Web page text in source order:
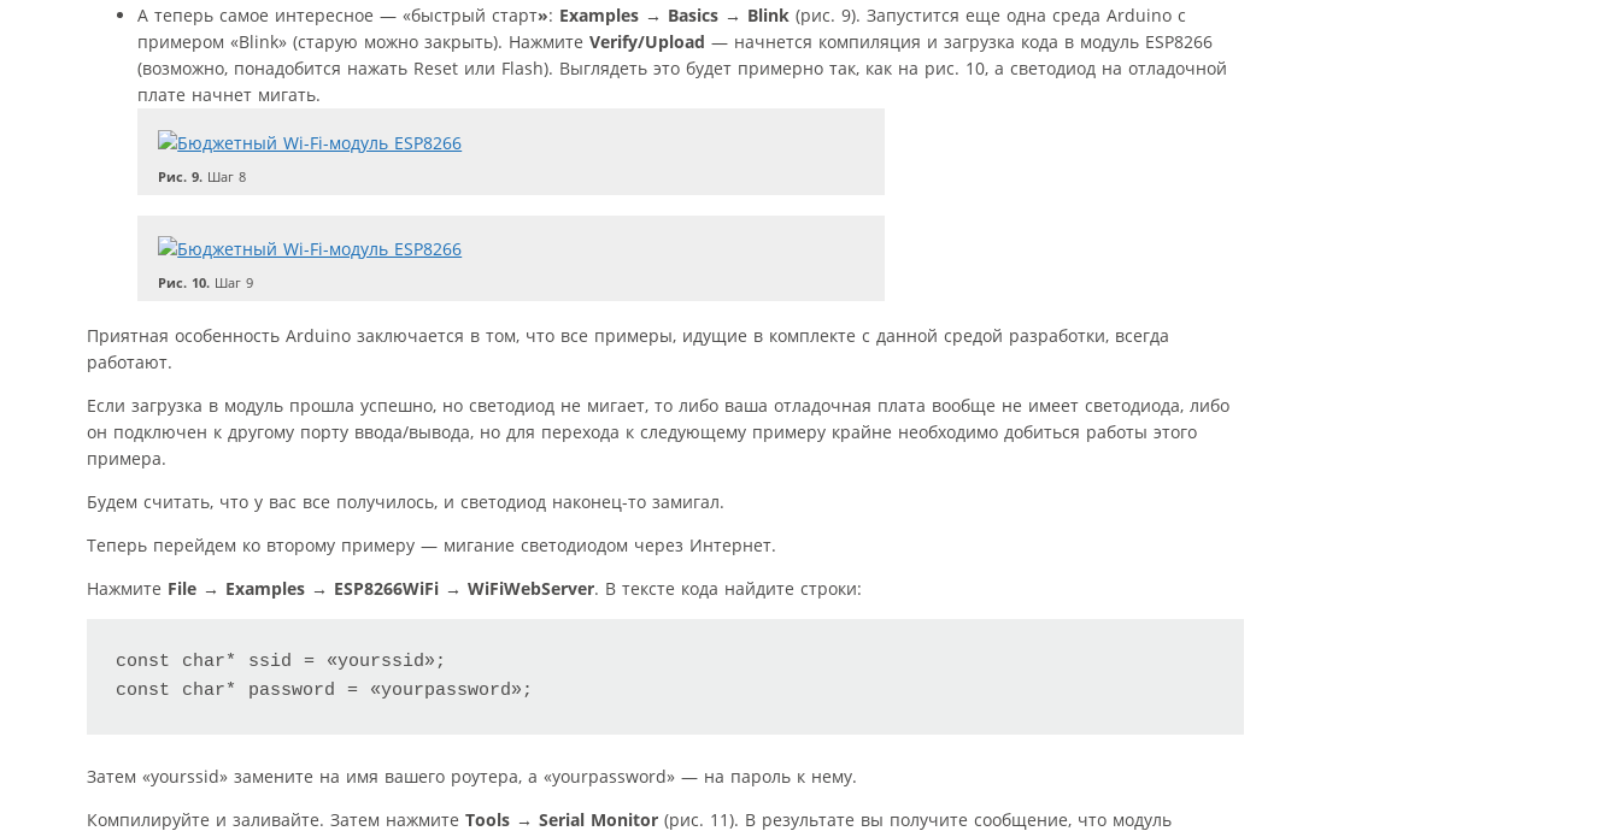
А теперь самое интересное — «быстрый старт»: Examples → Basics → Blink (рис. 9). Запустится еще одна среда Arduino с
примером «Blink» (старую можно закрыть). Нажмите Verify/Upload — начнется компиляция и загрузка кода в модуль ESP8266
(возможно, понадобится нажать Reset или Flash). Выглядеть это будет примерно так, как на рис. 10, а светодиод на отладочной
плате начнет мигать.
Рис. 9. Шаг 8
Рис. 10. Шаг 9
Приятная особенность Arduino заключается в том, что все примеры, идущие в комплекте с данной средой разработки, всегда
работают.
Если загрузка в модуль прошла успешно, но светодиод не мигает, то либо ваша отладочная плата вообще не имеет светодиода, либо
он подключен к другому порту ввода/вывода, но для перехода к следующему примеру крайне необходимо добиться работы этого
примера.
Будем считать, что у вас все получилось, и светодиод наконец-то замигал.
Теперь перейдем ко второму примеру — мигание светодиодом через Интернет.
Нажмите File → Examples → ESP8266WiFi → WiFiWebServer. В тексте кода найдите строки:
const char* ssid = «your­ssid»;
const char* password = «your­password»;
Затем «your­ssid» замените на имя вашего роутера, а «your­password» — на пароль к нему.
Компилируйте и заливайте. Затем нажмите Tools → Serial Monitor (рис. 11). В результате вы получите сообщение, что модуль